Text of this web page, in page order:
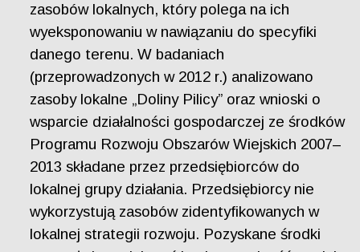
zasobów lokalnych, który polega na ich
wyeksponowaniu w nawiązaniu do specyfiki
danego terenu. W badaniach
(przeprowadzonych w 2012 r.) analizowano
zasoby lokalne „Doliny Pilicy” oraz wnioski o
wsparcie działalności gospodarczej ze środków
Programu Rozwoju Obszarów Wiejskich 2007–
2013 składane przez przedsiębiorców do
lokalnej grupy działania. Przedsiębiorcy nie
wykorzystują zasobów zidentyfikowanych w
lokalnej strategii rozwoju. Pozyskane środki